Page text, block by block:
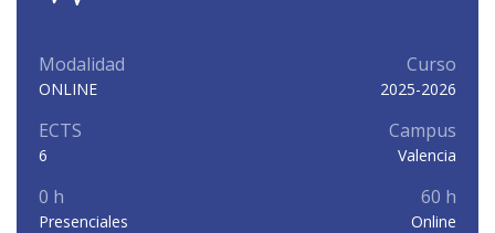
Modalidad
ONLINE
Curso
2025-2026
ECTS
6
Campus
Valencia
0 h
Presenciales
60 h
Online